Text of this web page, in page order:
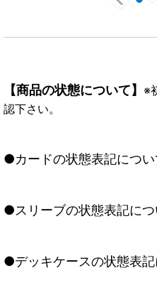
【商品の状態について】 ※
認下さい。
●カードの状態表記につ
●スリーブの状態表記に
●デッキケースの状態表